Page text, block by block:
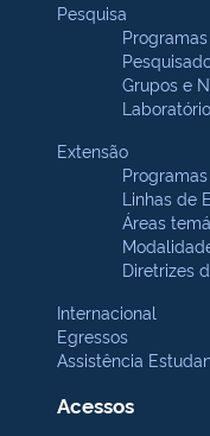
Pesquisa
Programas
Grupos e
Extensão
Linhas de
Áreas
Diretrizes
Internacional
Egressos
Assistência
Acessos